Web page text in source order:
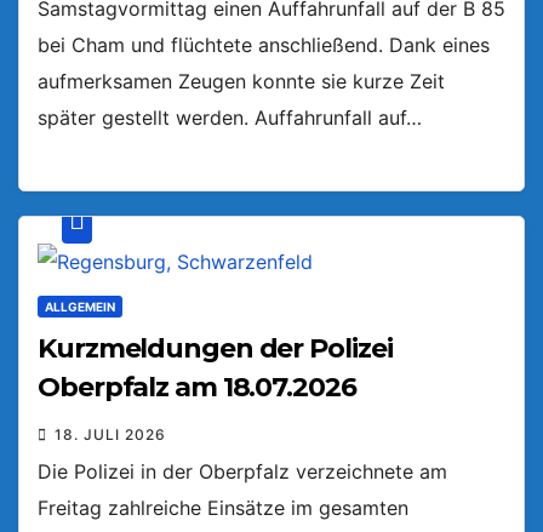
Samstagvormittag einen Auffahrunfall auf der B 85
bei Cham und flüchtete anschließend. Dank eines
aufmerksamen Zeugen konnte sie kurze Zeit
später gestellt werden. Auffahrunfall auf…
ALLGEMEIN
Kurzmeldungen der Polizei
Oberpfalz am 18.07.2026
18. JULI 2026
Die Polizei in der Oberpfalz verzeichnete am
Freitag zahlreiche Einsätze im gesamten